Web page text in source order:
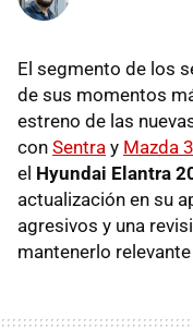
El segmento de los
de sus momentos
estreno de las
con Sentra y Mazda 3
el Hyundai Elantra
actualización en su
agresivos y una
mantenerlo